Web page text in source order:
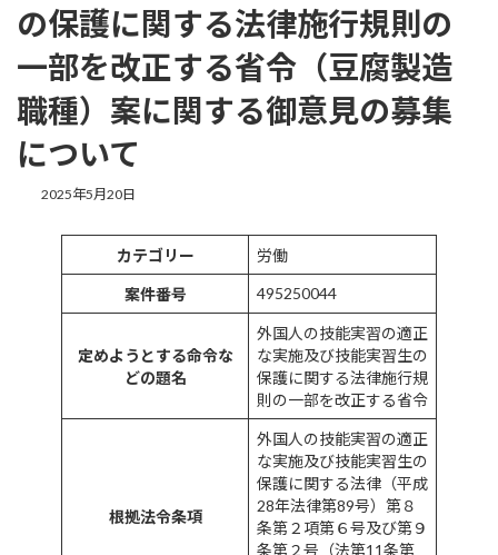
の保護に関する法律施行規則の
一部を改正する省令（豆腐製造
職種）案に関する御意見の募集
について
2025年5月20日
更
新
日
時
:
カテゴリー 労働
案件番号 495250044
定めようとする命令な
どの題名
外国人の技能実習の適正
な実施及び技能実習生の
保護に関する法律施行規
則の一部を改正する省令
根拠法令条項
外国人の技能実習の適正
な実施及び技能実習生の
保護に関する法律（平成
28年法律第89号）第８
条第２項第６号及び第９
条第２号（法第11条第